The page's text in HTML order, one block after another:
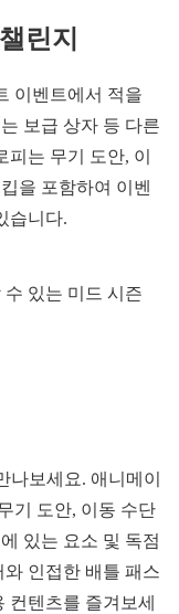
린지
이벤트에서 적을
보급 상자 등 다른
는 무기 도안, 이
을 포함하여 이벤
습니다.
있는 미드 시즌
나보세요. 애니메이
기 도안, 이동 수단
있는 요소 및 독점
인접한 배틀 패스
컨텐츠를 즐겨보세